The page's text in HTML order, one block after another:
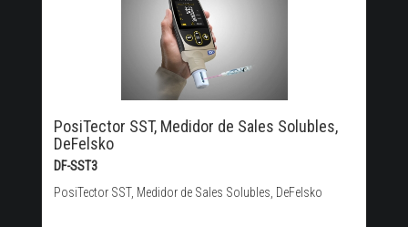
PosiTector SST, Medidor de Sales Solubles,
DeFelsko
DF-SST3
PosiTector SST, Medidor de Sales Solubles, DeFelsko